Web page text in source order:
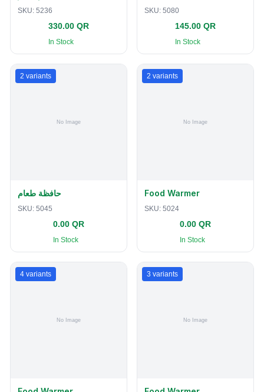
SKU: 5236
330.00 QR
In Stock
SKU: 5080
145.00 QR
In Stock
2 variants
حافظة طعام
SKU: 5045
0.00 QR
In Stock
2 variants
Food Warmer
SKU: 5024
0.00 QR
In Stock
4 variants 3 variants